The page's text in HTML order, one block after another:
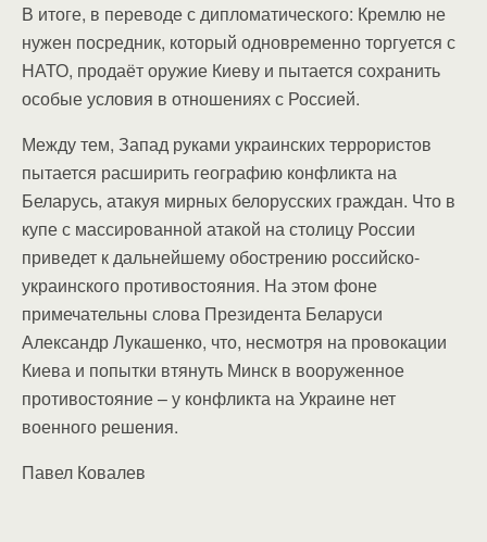
В итоге, в переводе с дипломатического: Кремлю не
нужен посредник, который одновременно торгуется с
НАТО, продаёт оружие Киеву и пытается сохранить
особые условия в отношениях с Россией.
Между тем, Запад руками украинских террористов
пытается расширить географию конфликта на
Беларусь, атакуя мирных белорусских граждан. Что в
купе с массированной атакой на столицу России
приведет к дальнейшему обострению российско-
украинского противостояния. На этом фоне
примечательны слова Президента Беларуси
Александр Лукашенко, что, несмотря на провокации
Киева и попытки втянуть Минск в вооруженное
противостояние – у конфликта на Украине нет
военного решения.
Павел Ковалев